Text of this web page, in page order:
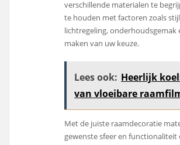
verschillende materialen te
te houden met factoren zoals
lichtregeling, onderhoudsgemak
maken van uw keuze.
Lees ook: Heerlijk
van vloeibare
Met de juiste raamdecoratie
gewenste sfeer en functionaliteit